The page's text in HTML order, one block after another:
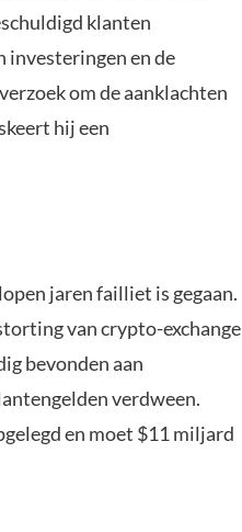
klanten
investeringen en de
om de aanklachten
hij een
jaren failliet is gegaan.
van crypto-exchange
bevonden aan
verdween.
en moet $11 miljard